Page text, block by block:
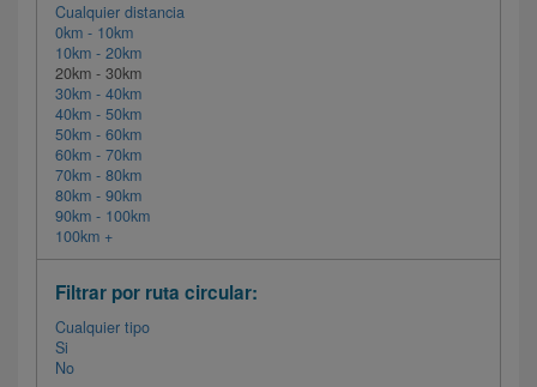
Cualquier distancia
0km - 10km
10km - 20km
20km - 30km
30km - 40km
40km - 50km
50km - 60km
60km - 70km
70km - 80km
80km - 90km
90km - 100km
100km +
Filtrar por ruta circular:
Cualquier tipo
Si
No